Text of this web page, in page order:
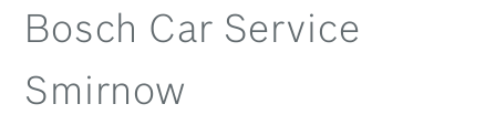
Bosch Car Service
Smirnow